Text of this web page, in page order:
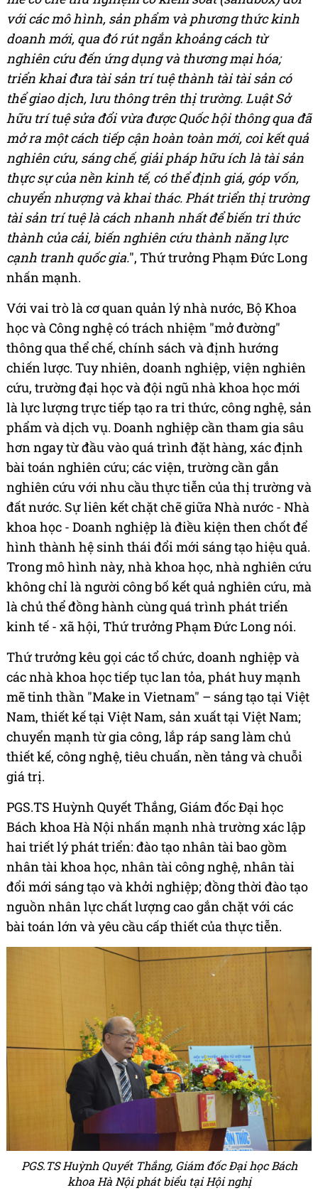
với các mô hình, sản phẩm và phương thức kinh
doanh mới, qua đó rút ngắn khoảng cách từ
nghiên cứu đến ứng dụng và thương mại hóa;
triển khai đưa tài sản trí tuệ thành tài tài sản có
thể giao dịch, lưu thông trên thị trường. Luật Sở
hữu trí tuệ sửa đổi vừa được Quốc hội thông qua đã
mở ra một cách tiếp cận hoàn toàn mới, coi kết quả
nghiên cứu, sáng chế, giải pháp hữu ích là tài sản
thực sự của nền kinh tế, có thể định giá, góp vốn,
chuyển nhượng và khai thác. Phát triển thị trường
tài sản trí tuệ là cách nhanh nhất để biến tri thức
thành của cải, biến nghiên cứu thành năng lực
cạnh tranh quốc gia.", Thứ trưởng Phạm Đức Long
nhấn mạnh.
Với vai trò là cơ quan quản lý nhà nước, Bộ Khoa
học và Công nghệ có trách nhiệm "mở đường"
thông qua thể chế, chính sách và định hướng
chiến lược. Tuy nhiên, doanh nghiệp, viện nghiên
cứu, trường đại học và đội ngũ nhà khoa học mới
là lực lượng trực tiếp tạo ra tri thức, công nghệ, sản
phẩm và dịch vụ. Doanh nghiệp cần tham gia sâu
hơn ngay từ đầu vào quá trình đặt hàng, xác định
bài toán nghiên cứu; các viện, trường cần gắn
nghiên cứu với nhu cầu thực tiễn của thị trường và
đất nước. Sự liên kết chặt chẽ giữa Nhà nước - Nhà
khoa học - Doanh nghiệp là điều kiện then chốt để
hình thành hệ sinh thái đổi mới sáng tạo hiệu quả.
Trong mô hình này, nhà khoa học, nhà nghiên cứu
không chỉ là người công bố kết quả nghiên cứu, mà
là chủ thể đồng hành cùng quá trình phát triển
kinh tế - xã hội, Thứ trưởng Phạm Đức Long nói.
Thứ trưởng kêu gọi các tổ chức, doanh nghiệp và
các nhà khoa học tiếp tục lan tỏa, phát huy mạnh
mẽ tinh thần "Make in Vietnam" – sáng tạo tại Việt
Nam, thiết kế tại Việt Nam, sản xuất tại Việt Nam;
chuyển mạnh từ gia công, lắp ráp sang làm chủ
thiết kế, công nghệ, tiêu chuẩn, nền tảng và chuỗi
giá trị.
PGS.TS Huỳnh Quyết Thắng, Giám đốc Đại học
Bách khoa Hà Nội nhấn mạnh nhà trường xác lập
hai triết lý phát triển: đào tạo nhân tài bao gồm
nhân tài khoa học, nhân tài công nghệ, nhân tài
đổi mới sáng tạo và khởi nghiệp; đồng thời đào tạo
nguồn nhân lực chất lượng cao gắn chặt với các
bài toán lớn và yêu cầu cấp thiết của thực tiễn.
PGS.TS Huỳnh Quyết Thắng, Giám đốc Đại học Bách
khoa Hà Nội phát biểu tại Hội nghị